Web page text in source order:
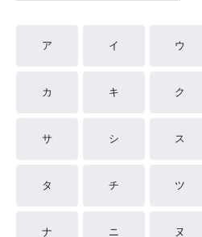
ア イ ウ
カ キ ク
サ シ ス
タ チ ツ
ナ ニ ヌ